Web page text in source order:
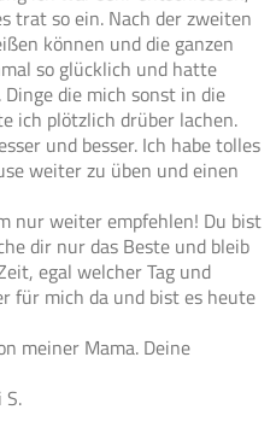
trat so ein. Nach der zweiten
können und die ganzen
so glücklich und hatte
die mich sonst in die
ich plötzlich drüber lachen.
und besser. Ich habe tolles
weiter zu üben und einen
nur weiter empfehlen! Du bist
dir nur das Beste und bleib
egal welcher Tag und
für mich da und bist es heute
meiner Mama. Deine
S.